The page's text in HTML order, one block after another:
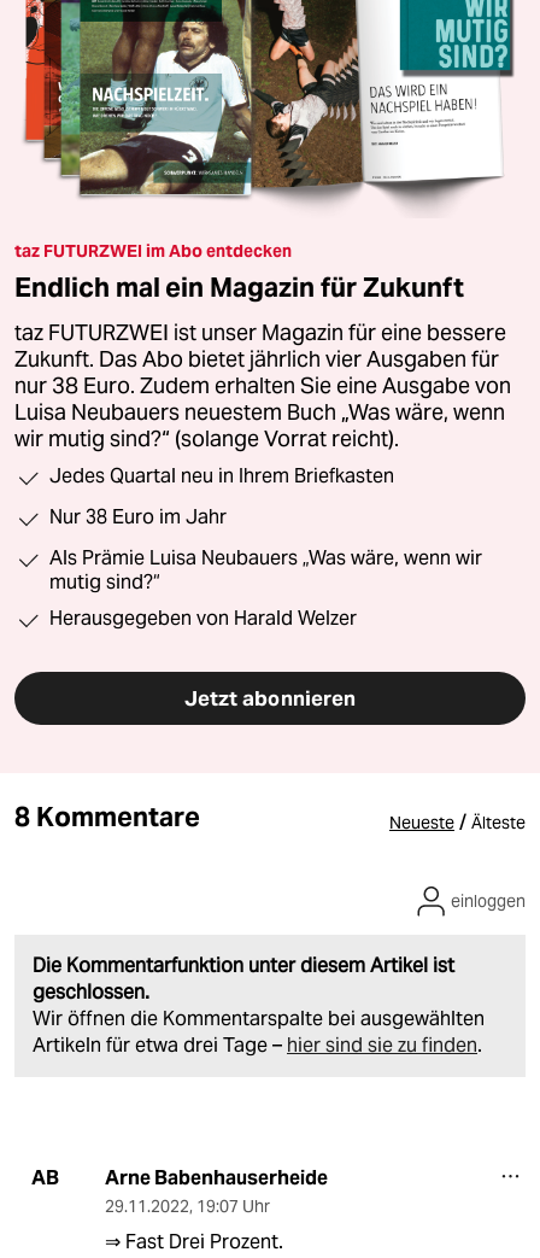
taz FUTURZWEI im Abo entdecken
Endlich mal ein Magazin für Zukunft
taz FUTURZWEI ist unser Magazin für eine bessere
Zukunft. Das Abo bietet jährlich vier Ausgaben für
nur 38 Euro. Zudem erhalten Sie eine Ausgabe von
Luisa Neubauers neuestem Buch „Was wäre, wenn
wir mutig sind?“ (solange Vorrat reicht).
Jedes Quartal neu in Ihrem Briefkasten
Nur 38 Euro im Jahr
Als Prämie Luisa Neubauers „Was wäre, wenn wir
mutig sind?“
Herausgegeben von Harald Welzer
Jetzt abonnieren
8 Kommentare Neueste / Älteste
Die Kommentarfunktion unter diesem Artikel ist
geschlossen.
Wir öffnen die Kommentarspalte bei ausgewählten
Artikeln für etwa drei Tage – hier sind sie zu finden.
einloggen
AB Arne Babenhauserheide
29.11.2022, 19:07 Uhr
⇒ Fast Drei Prozent.